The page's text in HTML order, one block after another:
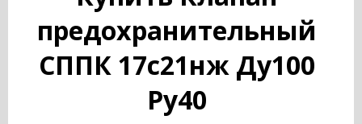
предохранительный
СППК 17с21нж Ду100
Ру40